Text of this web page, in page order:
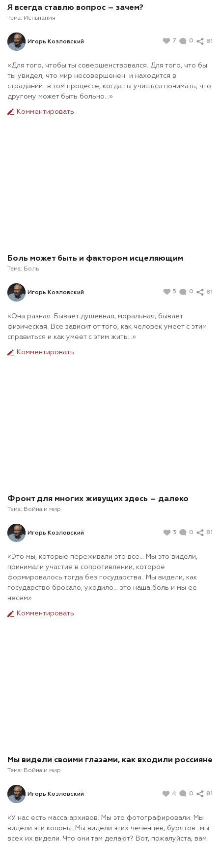
Я всегда ставлю вопрос – зачем?
Тема: Испытания
Игорь Козловский 7 0 81
«Для того, чтобы ты совершенствовался. Для того, что бы
ты увидел, что мир несовершенен и находится в
страдании…в том процессе, когда ты учишься понимать, что
другому может быть больно…»
Комментировать
Боль может быть и фактором исцеляющим
Тема: Боль
Игорь Козловский 5 0 81
«Она разная. Бывает душевная, моральная, бывает
физическая. Все зависит от того, как человек умеет с этим
справиться и как умеет с этим жить…»
Комментировать
Фронт для многих живущих здесь – далеко
Тема: Война и мир
Игорь Козловский 3 0 81
«Это мы, которые переживали это все… Мы это видели,
принимали участие в сопротивлении, которое
формировалось тогда без государства…Мы видели, как
государство бросало, уходило… это наша боль и мы ее
несем»
Комментировать
Мы видели своими глазами, как входили россияне
Тема: Война и мир
Игорь Козловский 4 0 81
«У нас есть масса архивов. Мы это фотографировали. Мы
видели эти колоны. Мы видели этих чеченцев, бурятов…мы
всех их видели. Что они там делают? Вот, пожалуйста, вам